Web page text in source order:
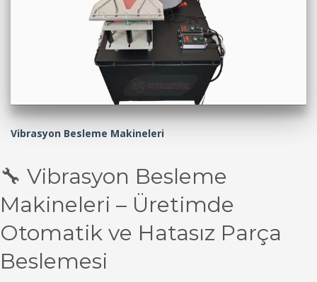
Vibrasyon Besleme Makineleri
🔧 Vibrasyon Besleme
Makineleri – Üretimde
Otomatik ve Hatasız Parça
Beslemesi